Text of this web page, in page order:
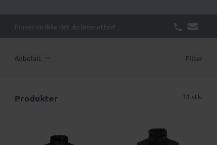
Finner du ikke det du leter etter?
Anbefalt Filter
Produkter 11 stk.